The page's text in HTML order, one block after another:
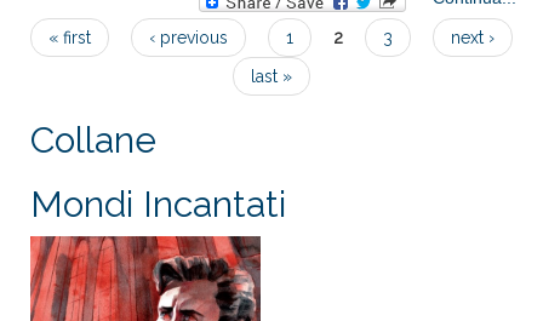
Pages
« first ‹ previous 1 2 3
next ›
last »
Collane
Mondi Incantati